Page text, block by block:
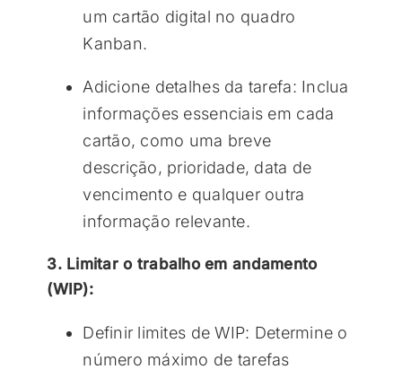
um cartão digital no quadro
Kanban.
Adicione detalhes da tarefa: Inclua
informações essenciais em cada
cartão, como uma breve
descrição, prioridade, data de
vencimento e qualquer outra
informação relevante.
3. Limitar o trabalho em andamento
(WIP):
Definir limites de WIP: Determine o
número máximo de tarefas